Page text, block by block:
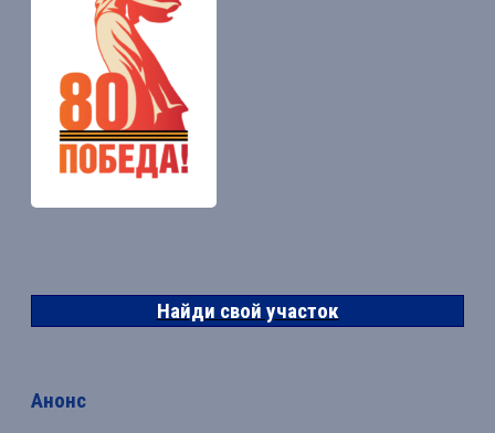
Найди свой участок
Анонс